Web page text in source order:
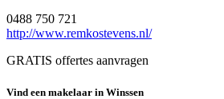
0488 750 721
http://www.remkostevens.nl/
GRATIS offertes aanvragen
Vind een makelaar in Winssen